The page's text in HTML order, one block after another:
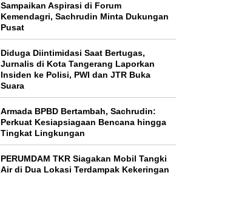
Sampaikan Aspirasi di Forum
Kemendagri, Sachrudin Minta Dukungan
Pusat
Diduga Diintimidasi Saat Bertugas,
Jurnalis di Kota Tangerang Laporkan
Insiden ke Polisi, PWI dan JTR Buka
Suara
Armada BPBD Bertambah, Sachrudin:
Perkuat Kesiapsiagaan Bencana hingga
Tingkat Lingkungan
PERUMDAM TKR Siagakan Mobil Tangki
Air di Dua Lokasi Terdampak Kekeringan